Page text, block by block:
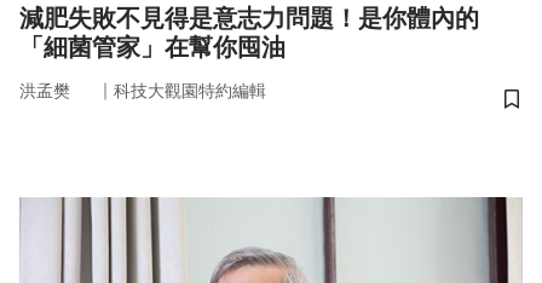
減肥失敗不見得是意志力問題！是你體內的
「細菌管家」在幫你囤油
洪孟樊 ｜ 科技大觀園特約編輯
儲